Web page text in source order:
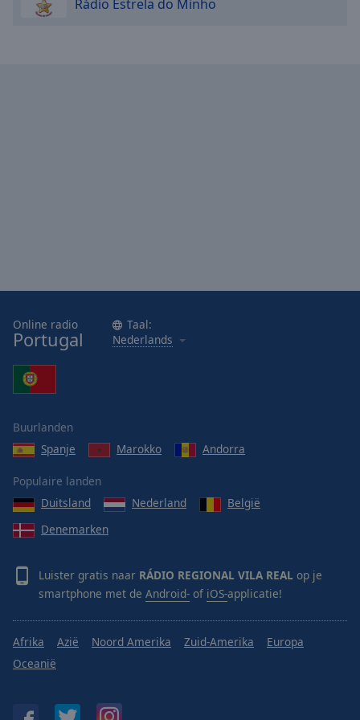
Reset
Done
Close
Modal
End
dialog
window.
Rádio Estrela do Minho
Online radio
Portugal
Taal:
Nederlands
Buurlanden
Spanje
Marokko Andorra
Populaire landen
Duitsland
Nederland
België
Denemarken
Luister gratis naar RÁDIO REGIONAL VILA REAL op je
smartphone met de Android- of iOS-applicatie!
Afrika Azië Noord Amerika Zuid-Amerika
Europa
Oceanië